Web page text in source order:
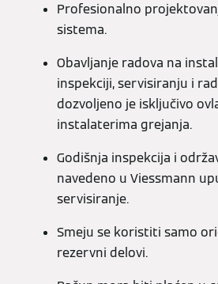
Profesionalno
sistema.
Obavljanje radova na
inspekciji, servisiranju i
dozvoljeno je isključivo
instalaterima grejanja.
Godišnja inspekcija i
navedeno u Viessmann
servisiranje.
Smeju se koristiti samo
rezervni delovi.